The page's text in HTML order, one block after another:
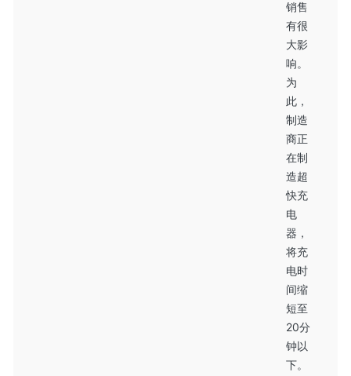
销售
有很
大影
响。
为
此，
制造
商正
在制
造超
快充
电
器，
将充
电时
间缩
短至
20分
钟以
下。